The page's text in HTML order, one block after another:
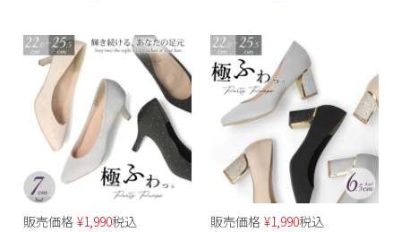
販売価格 ¥1,990税込 販売価格 ¥1,990税込